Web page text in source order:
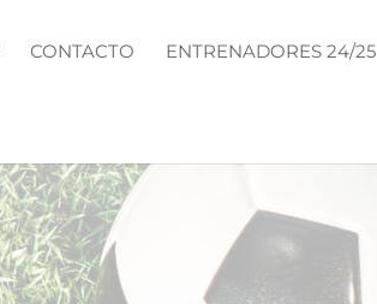
CONTACTO ENTRENADORES 24/25